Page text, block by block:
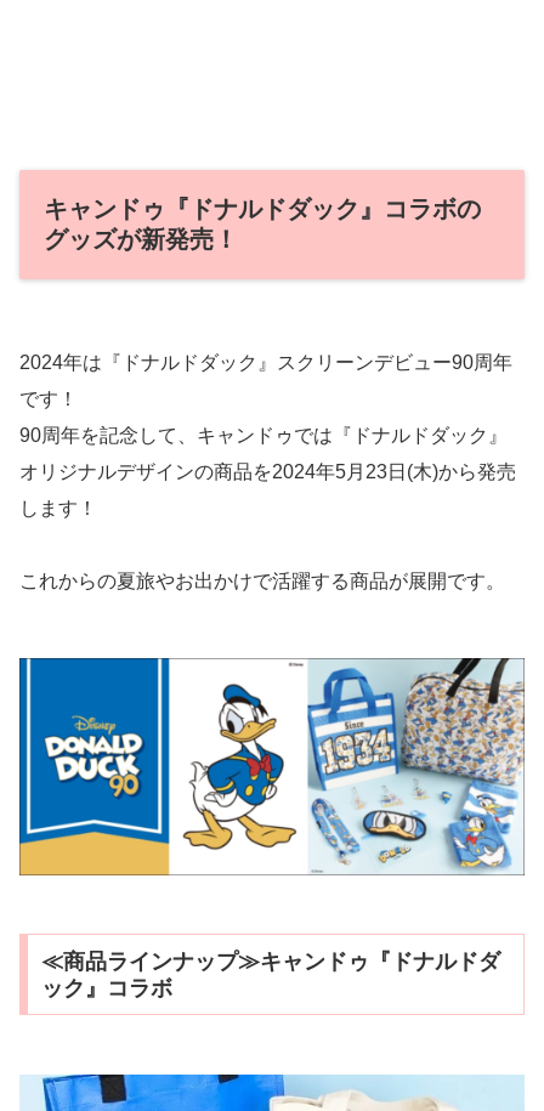
キャンドゥ『ドナルドダック』コラボの
グッズが新発売！
2024年は『ドナルドダック』スクリーンデビュー90周年
です！
90周年を記念して、キャンドゥでは『ドナルドダック』
オリジナルデザインの商品を2024年5月23日(木)から発売
します！
これからの夏旅やお出かけで活躍する商品が展開です。
≪商品ラインナップ≫キャンドゥ『ドナルドダ
ック』コラボ